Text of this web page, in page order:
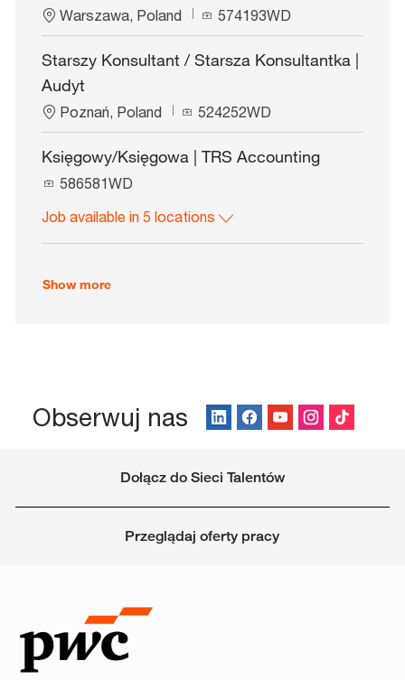
o
L
o
c
a
t
o
Warszawa, Poland
J
o
b
I
574193WD
Starszy Konsultant / Starsza Konsultantka |
Audyt
L
o
c
a
t
o
Poznań, Poland
J
o
I
524252WD
Księgowy/Księgowa | TRS Accounting
J
b
586581WD
Job available in 5 locations
Show more
Obserwuj nas
Dołącz do Sieci Talentów
Przeglądaj oferty pracy